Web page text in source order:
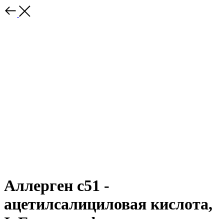
Аллерген c51 -
ацетилсалициловая кислота,